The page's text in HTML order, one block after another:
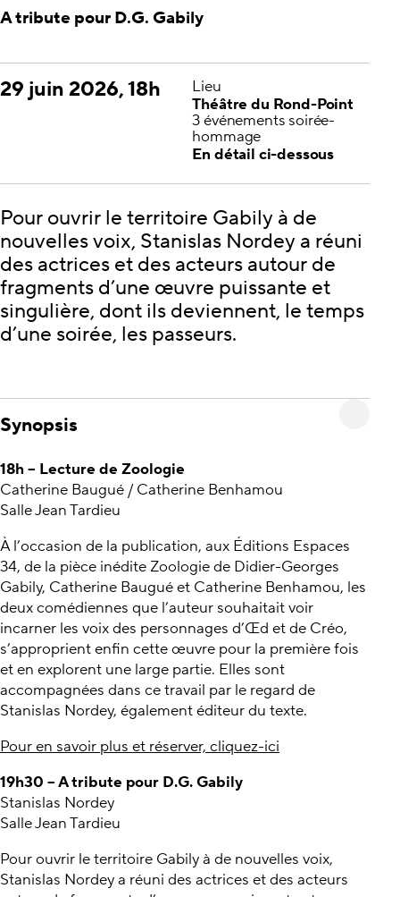
A tribute pour D.G. Gabily
29 juin 2026, 18h
Lieu
Théâtre du Rond-Point
3 événements soirée-
hommage
En détail ci-dessous
Pour ouvrir le territoire Gabily à de
nouvelles voix, Stanislas Nordey a réuni
des actrices et des acteurs autour de
fragments d’une œuvre puissante et
singulière, dont ils deviennent, le temps
d’une soirée, les passeurs.
Synopsis
18h – Lecture de Zoologie
Catherine Baugué / Catherine Benhamou
Salle Jean Tardieu
À l’occasion de la publication, aux Éditions Espaces
34, de la pièce inédite Zoologie de Didier-Georges
Gabily, Catherine Baugué et Catherine Benhamou, les
deux comédiennes que l’auteur souhaitait voir
incarner les voix des personnages d’Œd et de Créo,
s’approprient enfin cette œuvre pour la première fois
et en explorent une large partie. Elles sont
accompagnées dans ce travail par le regard de
Stanislas Nordey, également éditeur du texte.
Pour en savoir plus et réserver, cliquez-ici
19h30 – A tribute pour D.G. Gabily
Stanislas Nordey
Salle Jean Tardieu
Pour ouvrir le territoire Gabily à de nouvelles voix,
Stanislas Nordey a réuni des actrices et des acteurs